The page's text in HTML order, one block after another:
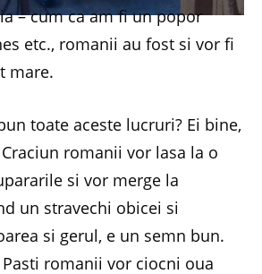
– cum ca am fi un popor
etc., romanii au fost si vor fi
mare.
toate aceste lucruri? Ei bine,
romanii vor lasa la o
si vor merge la
un stravechi obicei si
si gerul, e un semn bun.
romanii vor ciocni oua